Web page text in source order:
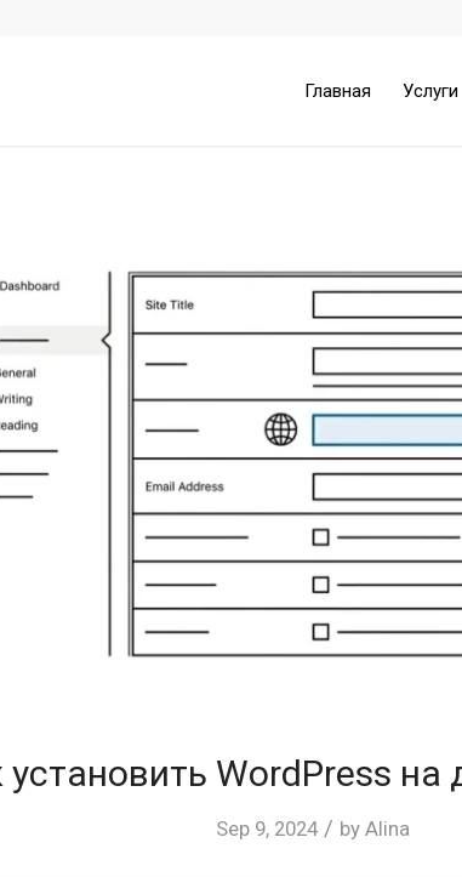
Главная Услуги
установить WordPress на
Sep 9, 2024 / by Alina